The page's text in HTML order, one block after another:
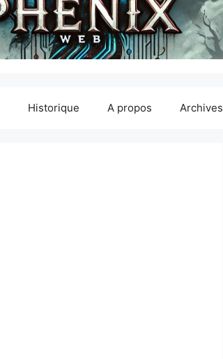
Historique A propos Archives